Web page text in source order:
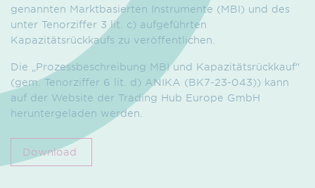
genannten Marktbasierten Instrumente (MBI) und des
unter Tenorziffer 3 lit. c) aufgeführten
Kapazitätsrückkaufs zu veröffentlichen.
Die „Prozessbeschreibung MBI und Kapazitätsrückkauf“
(gem. Tenorziffer 6 lit. d) ANIKA (BK7-23-043)) kann
auf der Website der Trading Hub Europe GmbH
heruntergeladen werden.
Download